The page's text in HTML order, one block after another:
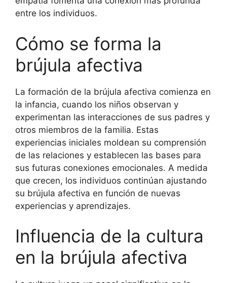
entre los individuos.
Cómo se forma la
brújula afectiva
La formación de la brújula afectiva comienza en
la infancia, cuando los niños observan y
experimentan las interacciones de sus padres y
otros miembros de la familia. Estas
experiencias iniciales moldean su comprensión
de las relaciones y establecen las bases para
sus futuras conexiones emocionales. A medida
que crecen, los individuos continúan ajustando
su brújula afectiva en función de nuevas
experiencias y aprendizajes.
Influencia de la cultura
en la brújula afectiva